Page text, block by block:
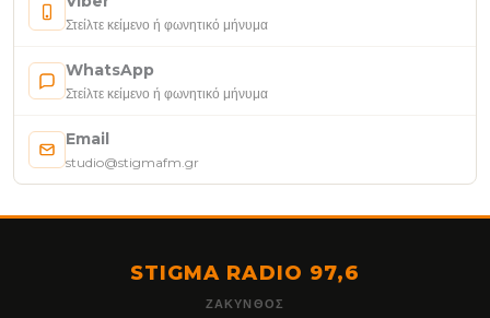
Στείλτε κείμενο ή φωνητικό μήνυμα
WhatsApp
Στείλτε κείμενο ή φωνητικό μήνυμα
Email
studio@stigmafm.gr
STIGMA RADIO 97,6
ΖΆΚΥΝΘΟΣ